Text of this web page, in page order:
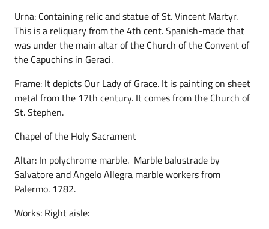
Urna: Containing relic and statue of St. Vincent Martyr.
This is a reliquary from the 4th cent. Spanish-made that
was under the main altar of the Church of the Convent of
the Capuchins in Geraci.
Frame: It depicts Our Lady of Grace. It is painting on sheet
metal from the 17th century. It comes from the Church of
St. Stephen.
Chapel of the Holy Sacrament
Altar: In polychrome marble. Marble balustrade by
Salvatore and Angelo Allegra marble workers from
Palermo. 1782.
Works: Right aisle: